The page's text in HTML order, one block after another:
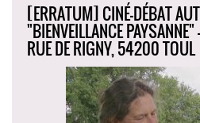
[ERRATUM] CINÉ-DÉBAT
"BIENVEILLANCE
RUE DE RIGNY, 54200 TOUL